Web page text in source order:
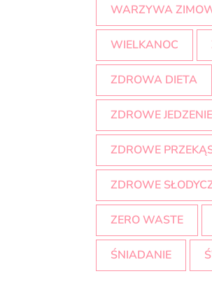
WARZYWA
WIELKANOC
ZDROWA DIETA
ZDROWE JEDZENIE
ZDROWE
ZDROWE
ZERO WASTE
ŚNIADANIE